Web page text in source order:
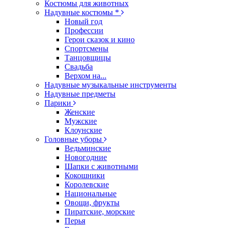
Костюмы для животных
Надувные костюмы *
Новый год
Профессии
Герои сказок и кино
Спортсмены
Танцовщицы
Свадьба
Верхом на...
Надувные музыкальные инструменты
Надувные предметы
Парики
Женские
Мужские
Клоунские
Головные уборы
Ведьминские
Новогодние
Шапки с животными
Кокошники
Королевские
Национальные
Овощи, фрукты
Пиратские, морские
Перья